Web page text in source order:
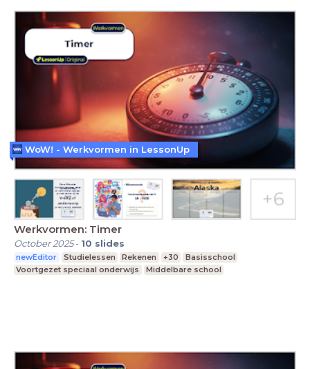
Werkvormen: Timer
October 2025- 10 slides
newEditor Studielessen Rekenen +30
Basisschool
Voortgezet speciaal onderwijs
Middelbare school
WoW! - Werkvormen in LessonUp